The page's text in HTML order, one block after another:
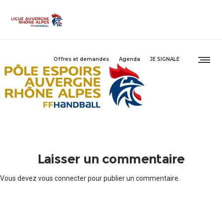
Offres et demandes Agenda JE SIGNALE
Laisser un commentaire
Vous devez vous connecterpour publier un commentaire.